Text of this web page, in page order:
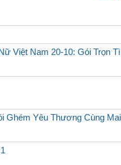
Việt Nam 20-10: Gói Trọn
Ghém Yêu Thương Cùng